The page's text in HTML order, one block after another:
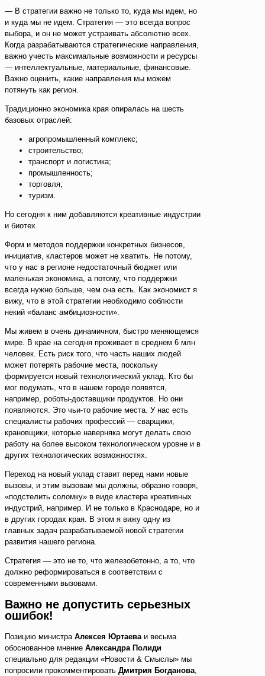
— В стратегии важно не только то, куда мы идем, но
и куда мы не идем. Стратегия — это всегда вопрос
выбора, и он не может устраивать абсолютно всех.
Когда разрабатываются стратегические направления,
важно учесть максимальные возможности и ресурсы
— интеллектуальные, материальные, финансовые.
Важно оценить, какие направления мы можем
потянуть как регион.
Традиционно экономика края опиралась на шесть
базовых отраслей:
агропромышленный комплекс;
строительство;
транспорт и логистика;
промышленность;
торговля;
туризм.
Но сегодня к ним добавляются креативные индустрии
и биотех.
Форм и методов поддержки конкретных бизнесов,
инициатив, кластеров может не хватить. Не потому,
что у нас в регионе недостаточный бюджет или
маленькая экономика, а потому, что поддержки
всегда нужно больше, чем она есть. Как экономист я
вижу, что в этой стратегии необходимо соблюсти
некий «баланс амбициозности».
Мы живем в очень динамичном, быстро меняющемся
мире. В крае на сегодня проживает в среднем 6 млн
человек. Есть риск того, что часть наших людей
может потерять рабочие места, поскольку
формируется новый технологический уклад. Кто бы
мог подумать, что в нашем городе появятся,
например, роботы-доставщики продуктов. Но они
появляются. Это чьи-то рабочие места. У нас есть
специалисты рабочих профессий — сварщики,
крановщики, которые наверняка могут делать свою
работу на более высоком технологическом уровне и в
других технологических возможностях.
Переход на новый уклад ставит перед нами новые
вызовы, и этим вызовам мы должны, образно говоря,
«подстелить соломку» в виде кластера креативных
индустрий, например. И не только в Краснодаре, но и
в других городах края. В этом я вижу одну из
главных задач разрабатываемой новой стратегии
развития нашего региона.
Стратегия — это не то, что железобетонно, а то, что
должно реформироваться в соответствии с
современными вызовами.
Важно не допустить серьезных
ошибок!
Позицию министра Алексея Юртаеваи весьма
обоснованное мнение Александра Полиди
специально для редакции «Новости & Смыслы» мы
попросили прокомментировать Дмитрия Богданова,